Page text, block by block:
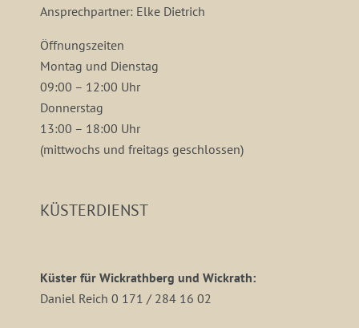
Ansprechpartner: Elke Dietrich
Öffnungszeiten
Montag und Dienstag
09:00 – 12:00 Uhr
Donnerstag
13:00 – 18:00 Uhr
(mittwochs und freitags geschlossen)
KÜSTERDIENST
Küster für Wickrathberg und Wickrath:
Daniel Reich 0 171 / 284 16 02